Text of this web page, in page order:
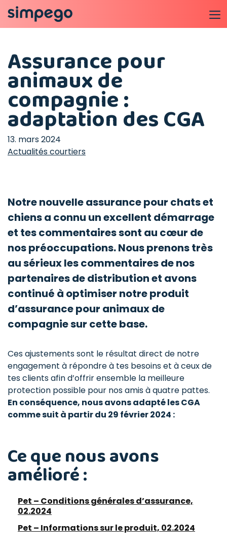
Assurance pour
animaux de
compagnie :
adaptation des CGA
13. mars 2024
Actualités courtiers
Notre nouvelle assurance pour chats et
chiens a connu un excellent démarrage
et tes commentaires sont au cœur de
nos préoccupations. Nous prenons très
au sérieux les commentaires de nos
partenaires de distribution et avons
continué à optimiser notre produit
d’assurance pour animaux de
compagnie sur cette base.
Ces ajustements sont le résultat direct de notre
engagement à répondre à tes besoins et à ceux de
tes clients afin d’offrir ensemble la meilleure
protection possible pour nos amis à quatre pattes.
En conséquence, nous avons adapté les CGA
comme suit à partir du 29 février 2024 :
Ce que nous avons
amélioré :
Pet – Conditions générales d’assurance,
02.2024
Pet – Informations sur le produit, 02.2024